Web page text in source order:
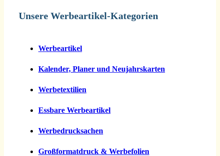
Unsere Werbeartikel-Kategorien
Werbeartikel
Kalender, Planer und Neujahrskarten
Werbetextilien
Essbare Werbeartikel
Werbedrucksachen
Großformatdruck & Werbefolien